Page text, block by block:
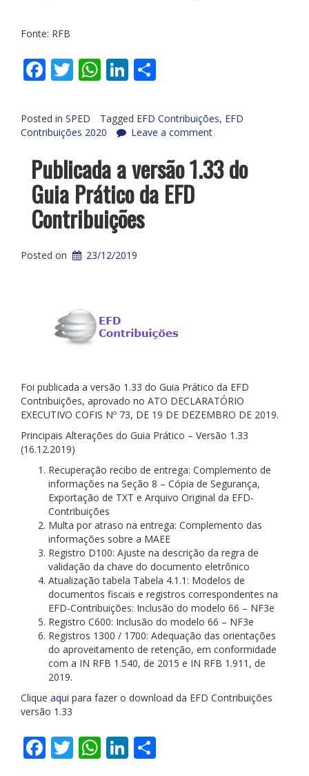
Fonte: RFB
Facebook
Twitter
WhatsApp
LinkedIn
Posted in SPED Tagged EFD Contribuições, EFD
Contribuições 2020
Leave a comment
Publicada a versão 1.33 do
Guia Prático da EFD
Contribuições
Posted on 23/12/2019
Foi publicada a versão 1.33 do Guia Prático da EFD
Contribuições, aprovado no ATO DECLARATÓRIO
EXECUTIVO COFIS Nº 73, DE 19 DE DEZEMBRO DE 2019.
Principais Alterações do Guia Prático – Versão 1.33
(16.12.2019)
Recuperação recibo de entrega: Complemento de
informações na Seção 8 – Cópia de Segurança,
Exportação de TXT e Arquivo Original da EFD-
Contribuições
Multa por atraso na entrega: Complemento das
informações sobre a MAEE
Registro D100: Ajuste na descrição da regra de
validação da chave do documento eletrônico
Atualização tabela Tabela 4.1.1: Modelos de
documentos fiscais e registros correspondentes na
EFD-Contribuições: Inclusão do modelo 66 – NF3e
Registro C600: Inclusão do modelo 66 – NF3e
Registros 1300 / 1700: Adequação das orientações
do aproveitamento de retenção, em conformidade
com a IN RFB 1.540, de 2015 e IN RFB 1.911, de
2019.
Clique aqui para fazer o download da EFD Contribuições
versão 1.33
Facebook
Twitter
WhatsApp
LinkedIn